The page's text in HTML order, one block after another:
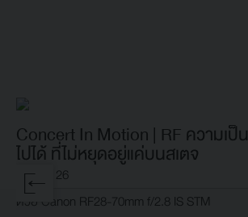
Concert In Motion | RF ความเป็น
ไปได้ ที่ไม่หยุดอยู่แค่บนสเตจ
07 Aug 26
ด้วย Canon RF28-70mm f/2.8 IS STM